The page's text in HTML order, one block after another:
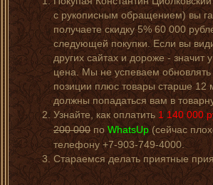
с рукописным обращением) вы
получаете скидку 5% 60 000
следующей покупки. Если вы
других сайтах и дороже - значит
цена. Мы не успеваем обновлять
позиции плюс товары старше 12
должны попадаться вам в
Узнайте, как оплатить 1 140 000
200 000по WhatsUp (сейчас
телефону +7-903-749-4000.
Стараемся делать приятные